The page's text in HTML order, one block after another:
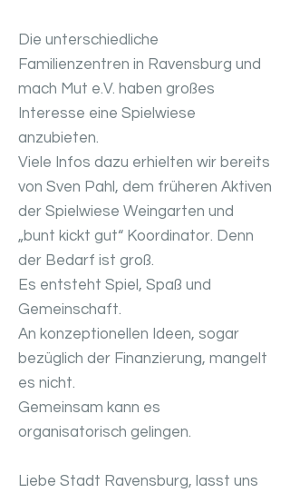
Die unterschiedliche
Familienzentren in Ravensburg und
mach Mut e.V. haben großes
Interesse eine Spielwiese
anzubieten.
Viele Infos dazu erhielten wir bereits
von Sven Pahl, dem früheren Aktiven
der Spielwiese Weingarten und
„bunt kickt gut“ Koordinator. Denn
der Bedarf ist groß.
Es entsteht Spiel, Spaß und
Gemeinschaft.
An konzeptionellen Ideen, sogar
bezüglich der Finanzierung, mangelt
es nicht.
Gemeinsam kann es
organisatorisch gelingen.
Liebe Stadt Ravensburg, lasst uns